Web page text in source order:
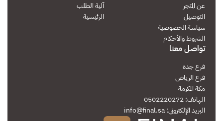
عن المتجر
التوصيل
سياسة الخصوصية
الشروط والأحكام
آلية الطلب
الرئيسية
تواصل معنا
فرع جدة
فرع الرياض
مكة المكرمة
الهاتف: 0502220272
البريد الإلكتروني:info@final.sa